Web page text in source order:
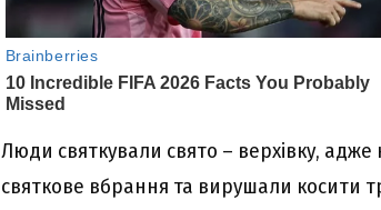
Люди святкували свято – верхівку,
святкове вбрання та вирушали косити